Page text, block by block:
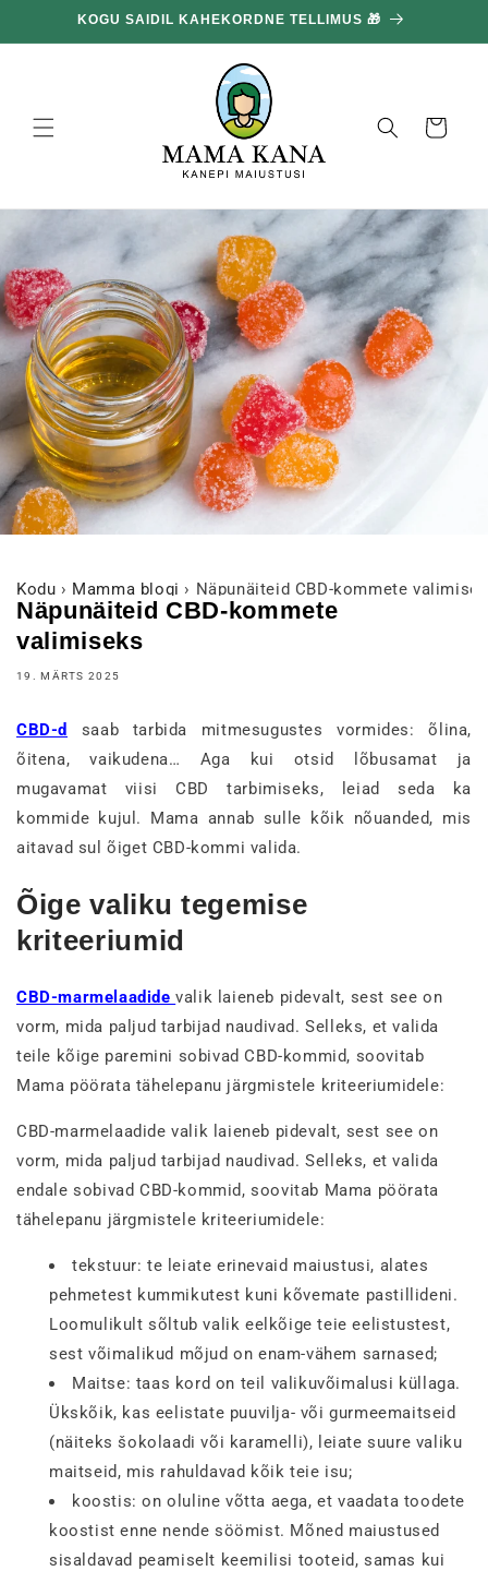
sisu
KOGU SAIDIL KAHEKORDNE TELLIMUS 🎁
Korv
Kodu › Mamma blogi › Näpunäiteid CBD-kommete
Näpunäiteid CBD-kommete
valimiseks
19. MÄRTS 2025
CBD-d
saab tarbida mitmesugustes vormides: õlina,
õitena, vaikudena… Aga kui otsid lõbusamat ja
mugavamat viisi CBD tarbimiseks, leiad seda ka
kommide kujul. Mama annab sulle kõik nõuanded, mis
aitavad sul õiget CBD-kommi valida.
Õige valiku tegemise
kriteeriumid
CBD-marmelaadidevalik laieneb pidevalt, sest see on
vorm, mida paljud tarbijad naudivad. Selleks, et valida
teile kõige paremini sobivad CBD-kommid, soovitab
Mama pöörata tähelepanu järgmistele kriteeriumidele:
CBD-marmelaadide valik laieneb pidevalt, sest see on
vorm, mida paljud tarbijad naudivad. Selleks, et valida
endale sobivad CBD-kommid, soovitab Mama pöörata
tähelepanu järgmistele kriteeriumidele:
tekstuur: te leiate erinevaid maiustusi, alates
pehmetest kummikutest kuni kõvemate pastillideni.
Loomulikult sõltub valik eelkõige teie eelistustest,
sest võimalikud mõjud on enam-vähem sarnased;
Maitse: taas kord on teil valikuvõimalusi küllaga.
Ükskõik, kas eelistate puuvilja- või gurmeemaitseid
(näiteks šokolaadi või karamelli), leiate suure valiku
maitseid, mis rahuldavad kõik teie isu;
koostis: on oluline võtta aega, et vaadata toodete
koostist enne nende söömist. Mõned maiustused
sisaldavad peamiselt keemilisi tooteid, samas kui